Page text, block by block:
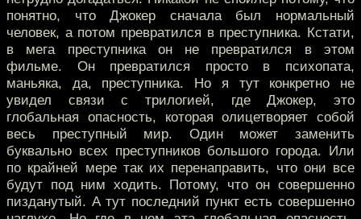
понятно, что Джокер сначала был нормальный
человек, а потом превратился в преступника. Кстати,
в мега преступника он не превратился в этом
фильме. Он превратился просто в психопата,
маньяка, да, преступника. Но я тут конкретно не
увидел связи с трилогией, где Джокер, это
глобальная опасность, которая олицетворяет собой
весь преступный мир. Один может заменить
буквально всех преступников большого города. Или
по крайней мере так их перенаправить, что они все
будут под ним ходить. Потому, что он совершенно
пизданутый. А тут последний пункт есть совершенно